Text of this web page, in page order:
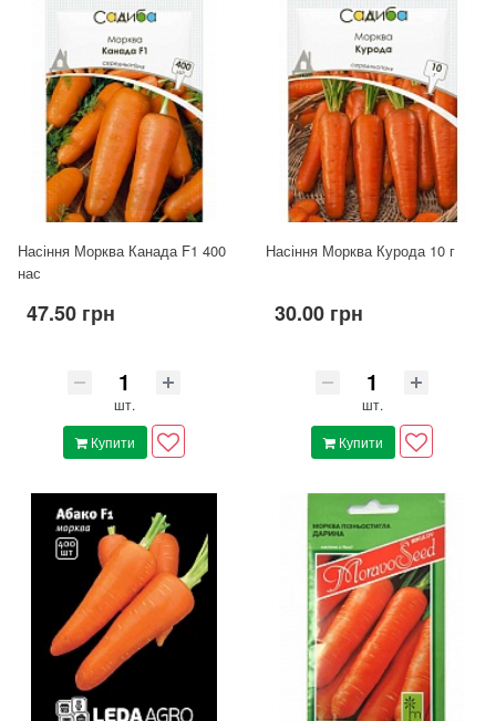
Насіння Морква Канада F1 400
нас
47.50 грн
шт.
Купити
Насіння Морква Курода 10 г
30.00 грн
шт.
Купити